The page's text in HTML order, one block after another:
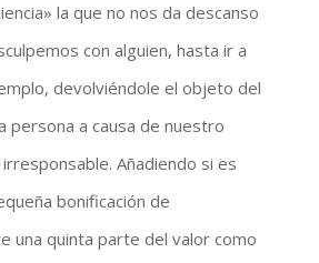
la que no nos da descanso
con alguien, hasta ir a
devolviéndole el objeto del
persona a causa de nuestro
Añadiendo si es
bonificación de
una quinta parte del valor como